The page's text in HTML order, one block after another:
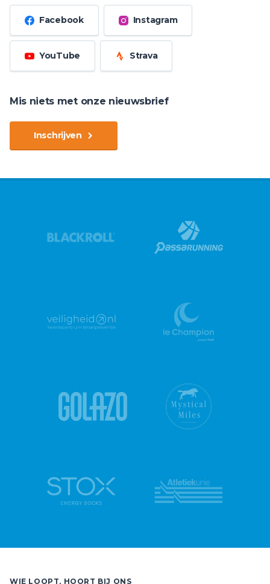
Facebook Instagram
YouTube Strava
Mis niets met onze nieuwsbrief
Inschrijven
WIE LOOPT, HOORT BIJ ONS